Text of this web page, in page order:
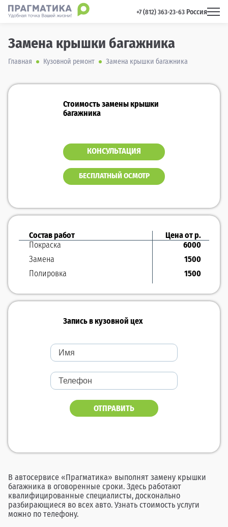
+7 (812) 363-23-63 Россия
Замена крышки багажника
Главная Кузовной ремонт Замена крышки багажника
Стоимость замены крышки
багажника
КОНСУЛЬТАЦИЯ
БЕСПЛАТНЫЙ ОСМОТР
Состав работ
Покраска
Замена
Полировка
Цена от р.
6000
1500
1500
Запись в кузовной цех
ОТПРАВИТЬ
В автосервисе «Прагматика» выполнят замену крышки
багажника в оговоренные сроки. Здесь работают
квалифицированные специалисты, досконально
разбирающиеся во всех авто. Узнать стоимость услуги
можно по телефону.